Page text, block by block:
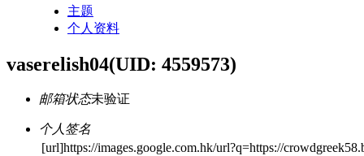
主题
个人资料
vaserelish04(UID: 4559573)
邮箱状态未验证
个人签名
[url]https://images.google.com.hk/url?q=https://